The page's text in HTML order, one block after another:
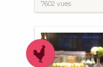
7602 vues